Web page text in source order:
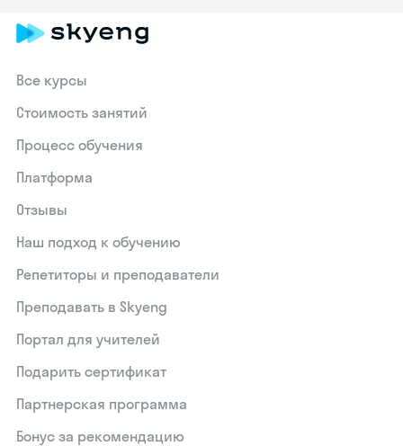
Все курсы
Стоимость занятий
Процесс обучения
Платформа
Отзывы
Наш подход к обучению
Репетиторы и преподаватели
Преподавать в Skyeng
Портал для учителей
Подарить сертификат
Партнерская программа
Бонус за рекомендацию